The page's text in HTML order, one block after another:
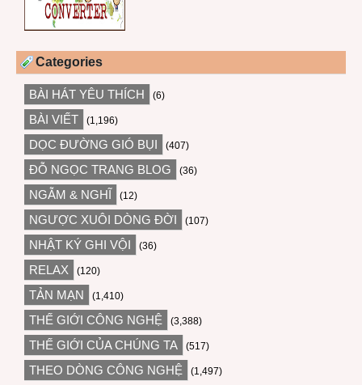
Categories
BÀI HÁT YÊU THÍCH (6)
BÀI VIẾT (1,196)
DỌC ĐƯỜNG GIÓ BỤI (407)
ĐỖ NGỌC TRANG BLOG (36)
NGẪM & NGHĨ (12)
NGƯỢC XUÔI DÒNG ĐỜI (107)
NHẬT KÝ GHI VỘI (36)
RELAX (120)
TẢN MẠN (1,410)
THẾ GIỚI CÔNG NGHỆ (3,388)
THẾ GIỚI CỦA CHÚNG TA (517)
THEO DÒNG CÔNG NGHỆ (1,497)